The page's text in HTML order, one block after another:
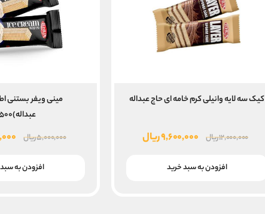
کیک سه لایه وانیلی کرم خامه ای حاج عبداله
۱۲,۰۰۰,۰۰۰ریال قیمت
۹,۶۰۰,۰۰۰ریالقیمت
افزودن به سبد خرید
مینی ویفر بستنی
عبداله)۵۰۰گ
۵,۰۰۰,۰۰۰ریال
افزودن به